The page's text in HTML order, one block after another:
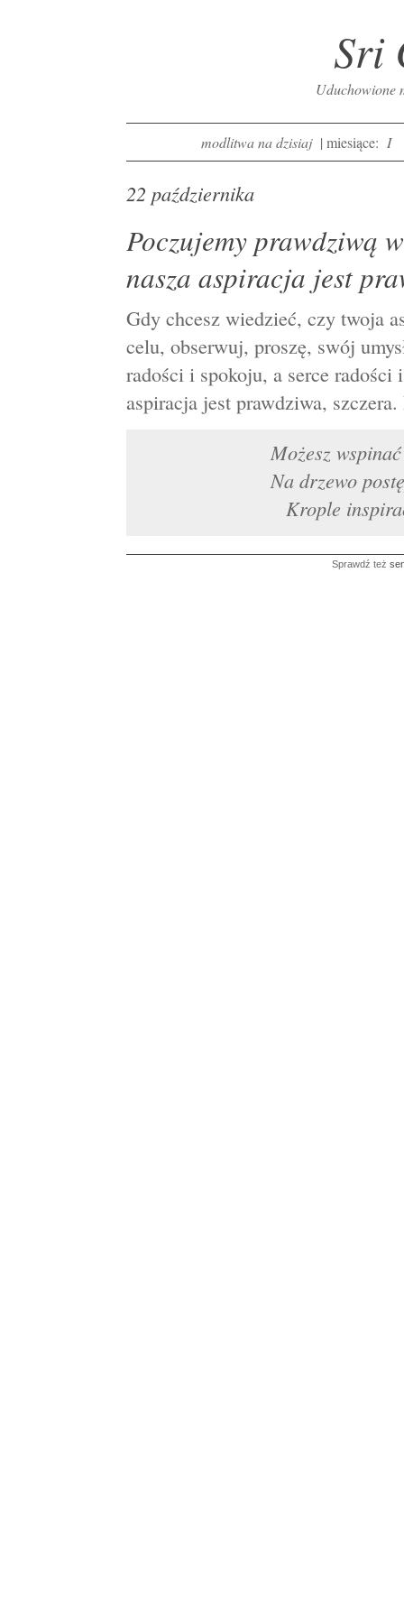
Sri
Uduchowione
modlitwa na dzisiaj | miesiące: I
22 października
Poczujemy prawdziwą
nasza aspiracja jest
Gdy chcesz wiedzieć, czy twoja
celu, obserwuj, proszę, swój
radości i spokoju, a serce
aspiracja jest prawdziwa,
Możesz
Na drzewo
Krople
Sprawdź też